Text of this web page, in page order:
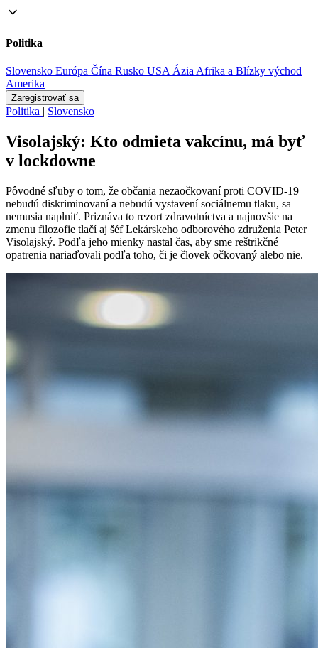
Politika
Slovensko Európa Čína Rusko USA ÁziaAfrika a Blízky východ
Amerika
Zaregistrovať sa
Politika | Slovensko
Visolajský: Kto odmieta vakcínu, má byť
v lockdowne
Pôvodné sľuby o tom, že občania nezaočkovaní proti COVID-19
nebudú diskriminovaní a nebudú vystavení sociálnemu tlaku, sa
nemusia naplniť. Priznáva to rezort zdravotníctva a najnovšie na
zmenu filozofie tlačí aj šéf Lekárskeho odborového združenia Peter
Visolajský. Podľa jeho mienky nastal čas, aby sme reštrikčné
opatrenia nariaďovali podľa toho, či je človek očkovaný alebo nie.